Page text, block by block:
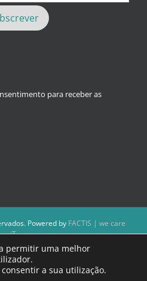
para receber as
Powered by FACTIS | we care
iT
de não publicar conteúdos que
leis nacionais.
depositadas são da inteira
permitir uma melhor
a sua utilização.